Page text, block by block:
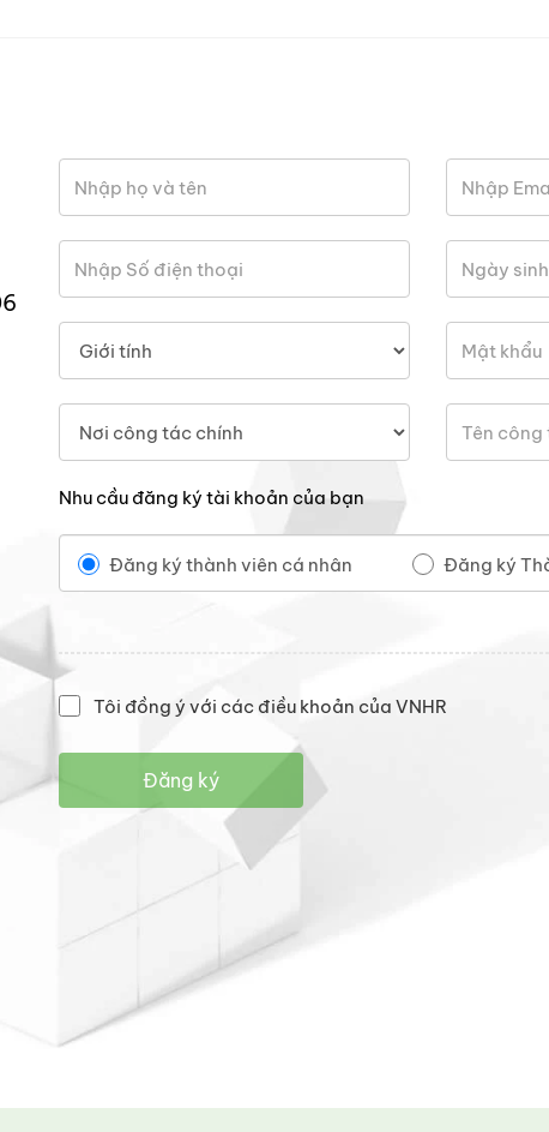
Nhu cầu đăng ký tài khoản của bạn
Đăng ký thành viên cá nhân Đăng ký
Tôi đồng ý với các điều khoản của VNHR
Đăng ký